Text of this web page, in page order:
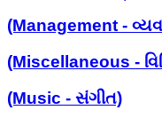
(Management -
(Miscellaneous -
(Music - સંગીત)